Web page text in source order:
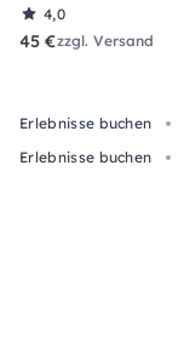
4,0
45 €zzgl. Versand
Erlebnisse buchen
Erlebnisse buchen